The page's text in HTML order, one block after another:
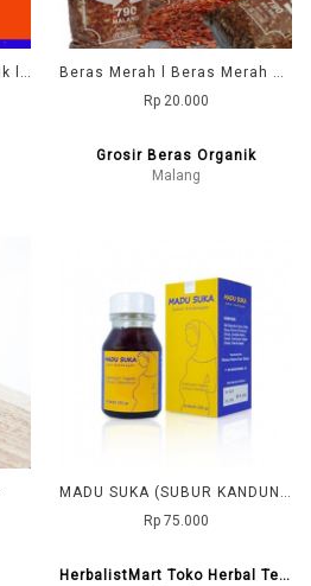
Sereal Beras Hitam Organik l TEPUNG Beras HITAM l BUBUK Beras HITAM l BUBUR Beras HITAM l
Beras Merah l Beras Merah Organik l Beras Merah Surabaya l Beras Merah Malang l Beras Merah Pecah Kulit l Beras Merah Organnik Terbaik l
Rp 20.000
Grosir Beras Organik
Malang
MADU SUKA (SUBUR KANDUNGA) ELBANUN ALMABRUROH
Rp 75.000
HerbalistMart Toko Herbal Tegal